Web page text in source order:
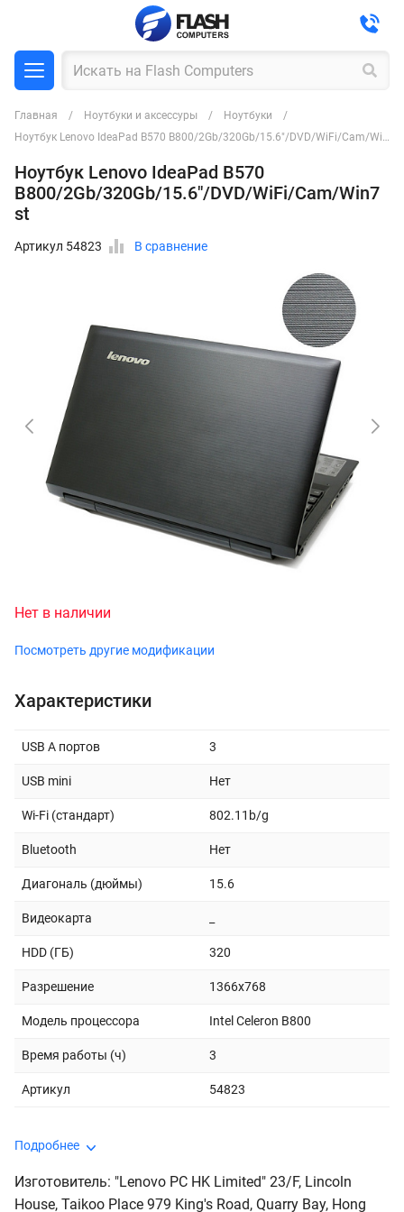
Главная Ноутбуки и аксессуры
Ноутбуки
Ноутбук Lenovo IdeaPad B570 B800/2Gb/320Gb/15.6"/DVD/WiFi/Cam/Win7 st
Ноутбук Lenovo IdeaPad B570
B800/2Gb/320Gb/15.6"/DVD/WiFi/Cam/Win7
st
Артикул 54823 В сравнение
Нет в наличии
Посмотреть другие модификации
Характеристики
USB A портов 3
USB mini Нет
Wi-Fi (стандарт) 802.11b/g
Bluetooth Нет
Диагональ (дюймы) 15.6
Видеокарта
HDD (ГБ) 320
Разрешение 1366x768
Модель процессора Intel Celeron B800
Время работы (ч) 3
Артикул 54823
Подробнее
Изготовитель: "Lenovo PC HK Limited" 23/F, Lincoln
House, Taikoo Place 979 King's Road, Quarry Bay, Hong